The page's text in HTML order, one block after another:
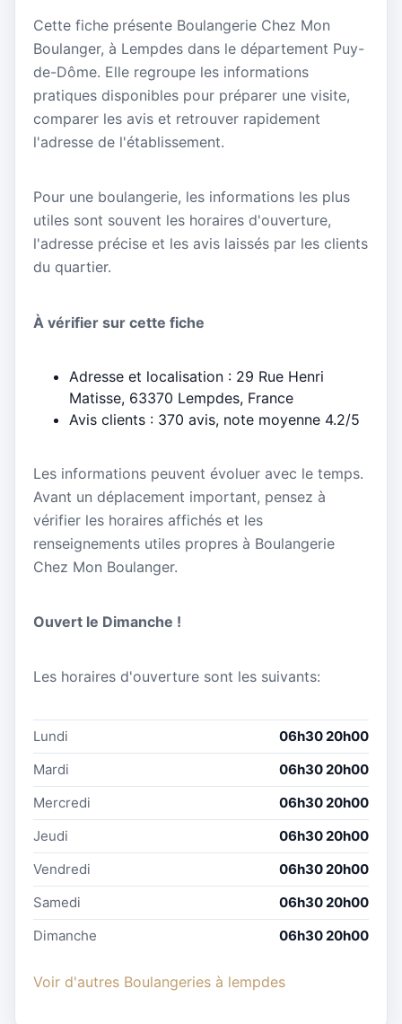
Cette fiche présente Boulangerie Chez Mon
Boulanger, à Lempdes dans le département Puy-
de-Dôme. Elle regroupe les informations
pratiques disponibles pour préparer une visite,
comparer les avis et retrouver rapidement
l'adresse de l'établissement.
Pour une boulangerie, les informations les plus
utiles sont souvent les horaires d'ouverture,
l'adresse précise et les avis laissés par les clients
du quartier.
À vérifier sur cette fiche
Adresse et localisation : 29 Rue Henri
Matisse, 63370 Lempdes, France
Avis clients : 370 avis, note moyenne 4.2/5
Les informations peuvent évoluer avec le temps.
Avant un déplacement important, pensez à
vérifier les horaires affichés et les
renseignements utiles propres à Boulangerie
Chez Mon Boulanger.
Ouvert le Dimanche !
Les horaires d'ouverture sont les suivants:
Lundi
06h30 20h00
Mardi
06h30 20h00
Mercredi
06h30 20h00
Jeudi
06h30 20h00
Vendredi
06h30 20h00
Samedi
06h30 20h00
Dimanche
06h30 20h00
Voir d'autres Boulangeries à lempdes